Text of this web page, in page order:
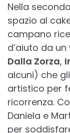
Nella
spazio al
campano
d’aiuto da un
Dalla Zorza,
alcuni) che
artistico per
ricorrenza.
Daniela e
per